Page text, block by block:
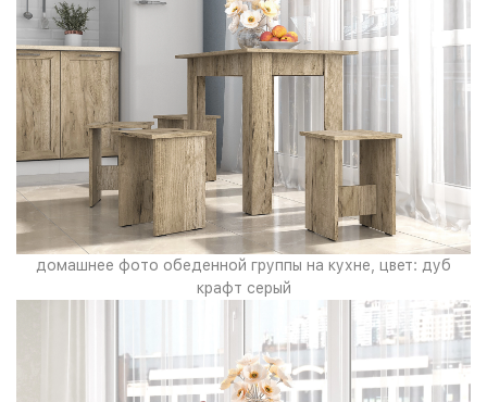
домашнее фото обеденной группы на кухне, цвет: дуб
крафт серый